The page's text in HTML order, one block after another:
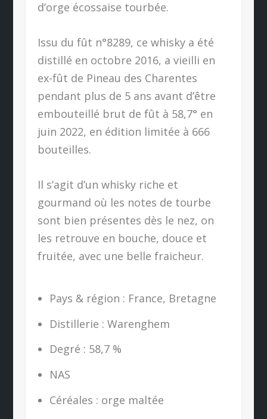
d’orge écossaise tourbée.
Issu du fût n°8289, ce whisky a été
distillé en octobre 2016, a vieilli en
ex-fût de Pineau des Charentes
pendant plus de 5 ans avant d’être
embouteillé brut de fût à 58,7° en
juin 2022, en édition limitée à 666
bouteilles.
Il s’agit d’un whisky riche et
gourmand où les notes de tourbe
sont bien présentes dès le nez, on
les retrouve en bouche, douce et
fruitée, avec une belle fraicheur.
Pays & région : France, Bretagne
Distillerie : Warenghem
Degré : 58,7 %
NAS
Céréales : orge maltée